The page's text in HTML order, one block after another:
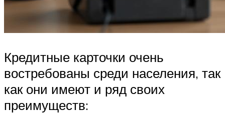
Кредитные карточки очень
востребованы среди населения, так
как они имеют и ряд своих
преимуществ: